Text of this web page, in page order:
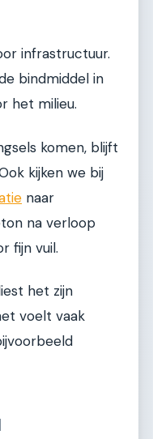
infrastructuur.
bindmiddel in
het milieu.
komen, blijft
kijken we bij
naar
na verloop
fijn vuil.
het zijn
voelt vaak